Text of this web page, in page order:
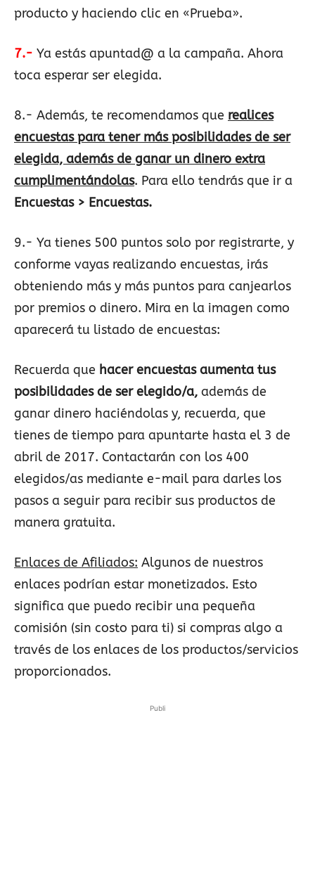
producto y haciendo clic en «Prueba».
7.- Ya estás apuntad@ a la campaña. Ahora
toca esperar ser elegida.
8.- Además, te recomendamos que realices
encuestas para tener más posibilidades de ser
elegida, además de ganar un dinero extra
cumplimentándolas. Para ello tendrás que ir a
Encuestas > Encuestas.
9.- Ya tienes 500 puntos solo por registrarte, y
conforme vayas realizando encuestas, irás
obteniendo más y más puntos para canjearlos
por premios o dinero. Mira en la imagen como
aparecerá tu listado de encuestas:
Recuerda que hacer encuestas aumenta tus
posibilidades de ser elegido/a, además de
ganar dinero haciéndolas y, recuerda, que
tienes de tiempo para apuntarte hasta el 3 de
abril de 2017. Contactarán con los 400
elegidos/as mediante e-mail para darles los
pasos a seguir para recibir sus productos de
manera gratuita.
Enlaces de Afiliados: Algunos de nuestros
enlaces podrían estar monetizados. Esto
significa que puedo recibir una pequeña
comisión (sin costo para ti) si compras algo a
través de los enlaces de los productos/servicios
proporcionados.
Publi